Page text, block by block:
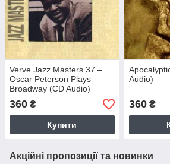
Verve Jazz Masters 37 –
Oscar Peterson Plays
Broadway (CD Audio)
360 ₴
Купити
Audio)
360₴
Акційні пропозиції та новинки